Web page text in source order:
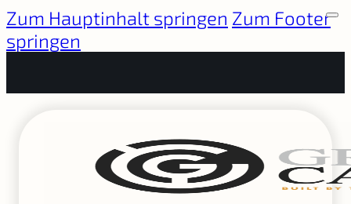
Zum Hauptinhalt springen Zum Footer
springen